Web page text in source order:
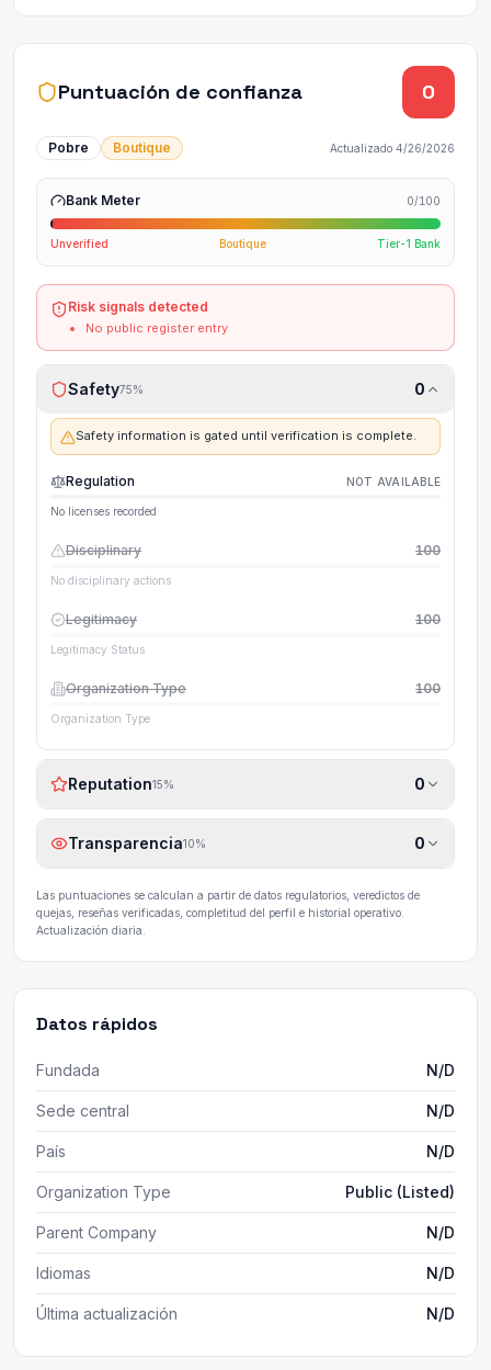
Puntuación de confianza 0
Pobre Boutique Actualizado 4/26/2026
Bank Meter 0/100
Unverified Boutique Tier-1 Bank
Risk signals detected
No public register entry
Safety75% 0
Safety information is gated until verification is complete.
Regulation NOT AVAILABLE
No licenses recorded
Disciplinary 100
No disciplinary actions
Legitimacy 100
Legitimacy Status
Organization Type 100
Organization Type
Reputation15% 0
Transparencia10% 0
Las puntuaciones se calculan a partir de datos regulatorios, veredictos de
quejas, reseñas verificadas, completitud del perfil e historial operativo.
Actualización diaria.
Datos rápidos
Fundada N/D
Sede central N/D
País N/D
Organization Type Public (Listed)
Parent Company N/D
Idiomas N/D
Última actualización N/D